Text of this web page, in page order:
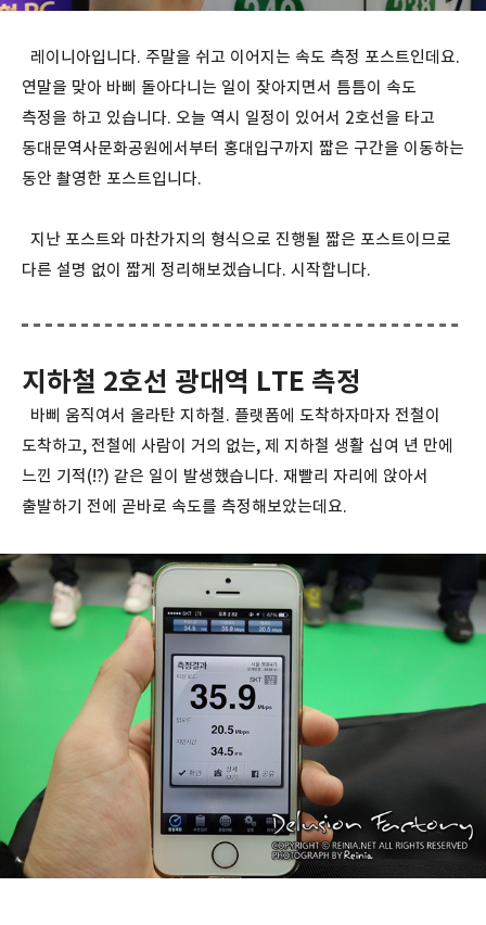
레이니아입니다. 주말을 쉬고 이어지는 속도 측정 포스트인데요.
연말을 맞아 바삐 돌아다니는 일이 잦아지면서 틈틈이 속도
측정을 하고 있습니다. 오늘 역시 일정이 있어서 2호선을 타고
동대문역사문화공원에서부터 홍대입구까지 짧은 구간을 이동하는
동안 촬영한 포스트입니다.
지난 포스트와 마찬가지의 형식으로 진행될 짧은 포스트이므로
다른 설명 없이 짧게 정리해보겠습니다. 시작합니다.
지하철 2호선 광대역 LTE 측정
바삐 움직여서 올라탄 지하철. 플랫폼에 도착하자마자 전철이
도착하고, 전철에 사람이 거의 없는, 제 지하철 생활 십여 년 만에
느낀 기적(!?) 같은 일이 발생했습니다. 재빨리 자리에 앉아서
출발하기 전에 곧바로 속도를 측정해보았는데요.